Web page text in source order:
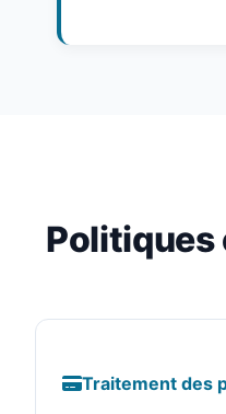
Traitement des